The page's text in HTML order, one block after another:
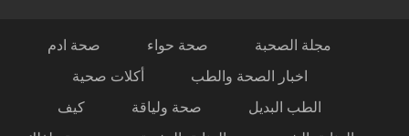
مجلة الصحبة صحة حواء
صحة ادم
اخبار الصحة والطب
أكلات صحية
الطب البديل
صحة ولياقة
كيف